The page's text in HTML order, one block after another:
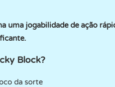
uma jogabilidade de ação
Block?
da sorte